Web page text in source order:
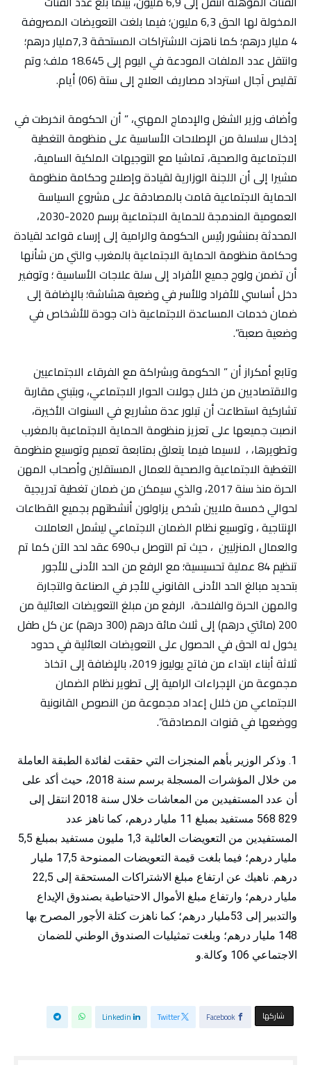
المخولة لها الحق 6,3 مليون؛ فيما بلغت التعويضات المصروفة
4 مليار درهم؛ كما ناهزت الاشتراكات المستحقة 7,3مليار درهم؛
وانتقل عدد الملفات المودعة في اليوم إلى 18.645 ملف؛ وتم
تقليص آجال استرداد مصاريف العلاج إلى ستة (06) أيام.
وأضاف وزير الشغل والإدماج المهني، ” أن الحكومة انخرطت في
إدخال سلسلة من الإصلاحات الأساسية على منظومة التغطية
الاجتماعية والصحية، تماشيا مع التوجيهات الملكية السامية،
مشيرا إلى أن اللجنة الوزارية لقيادة وإصلاح وحكامة منظومة
‏الحماية الاجتماعية قامت بالمصادقة على مشروع السياسة
العمومية المندمجة للحماية ‏الاجتماعية برسم 2020-2030،
المحدثة بمنشور رئيس الحكومة والرامية إلى ‏إرساء قواعد لقيادة
وحكامة منظومة الحماية الاجتماعية بالمغرب والتي من شأنها
أن ‏تضمن ولوج جميع الأفراد إلى سلة علاجات الأساسية ؛ وتوفير
دخل أساسي للأفراد ‏وللأسر في وضعية هشاشة؛ بالإضافة إلى
ضمان خدمات المساعدة الاجتماعية ذات ‏جودة للأشخاص في
وضعية صعبة”.
وتابع أمكراز أن ” الحكومة وبشراكة مع الفرقاء الاجتماعيين
والاقتصاديين ‏من خلال جولات الحوار الاجتماعي، وبتبني مقاربة
تشاركية استطاعت أن تبلور عدة مشاريع في السنوات الأخيرة،
انصبت جميعها على تعزيز ‏منظومة الحماية الاجتماعية بالمغرب
وتطويرها، ، ‏ لاسيما فيما يتعلق بمتابعة تعميم وتوسيع منظومة
التغطية الاجتماعية والصحية للعمال المستقلين وأصحاب المهن
الحرة منذ سنة 2017، والذي سيمكن من ضمان تغطية تدريجية
لحوالي خمسة ملايين شخص يزاولون أنشطتهم بجميع القطاعات
الإنتاجية ، وتوسيع نظام الضمان الاجتماعي ليشمل العاملات
والعمال المنزليين ‏ ، حيث تم‏ التوصل ب690 عقد لحد الآن كما تم
تنظيم 84 عملية تحسيسية؛‏ ‏مع الرفع من الحد الأدنى للأجور
بتحديد مبالغ الحد الأدنى القانوني للأجر في الصناعة والتجارة
‏والمهن الحرة والفلاحة، ‏ الرفع من مبلغ التعويضات العائلية من
200 (مائتي درهم) إلى ثلاث مائة درهم (300 درهم) ‏عن كل طفل
يخول له الحق في الحصول على التعويضات العائلية في حدود
ثلاثة أبناء ابتداء من فاتح يوليوز 2019‏، بالإضافة إلى اتخاذ
مجموعة من الإجراءات الرامية إلى تطوير نظام الضمان
الاجتماعي من خلال إعداد مجموعة من النصوص القانونية
ووضعها في ‏قنوات المصادقة”.
وذكر الوزير بأهم المنجزات التي حققت لفائدة الطبقة العاملة
من خلال المؤشرات المسجلة برسم سنة 2018، حيث أكد على
أن عدد المستفيدين من المعاشات خلال سنة 2018 انتقل إلى
829 568 مستفيد بمبلغ 11 مليار درهم، كما ناهز عدد
المستفيدين من التعويضات العائلية 1,3 مليون مستفيد بمبلغ 5,5
مليار درهم؛ فيما بلغت قيمة التعويضات الممنوحة 17,5 مليار
درهم. ناهيك عن ارتفاع مبلغ الاشتراكات المستحقة إلى 22,5
مليار درهم؛ وارتفاع مبلغ الأموال الاحتياطية بصندوق الإيداع
والتدبير إلى 53مليار درهم؛ كما ناهزت كتلة الأجور المصرح بها
148 مليار درهم؛ وبلغت تمثيليات الصندوق الوطني للضمان
الاجتماعي 106 وكالة.و
‫‫ شاركها‬ Facebook
Twitter
Linkedin